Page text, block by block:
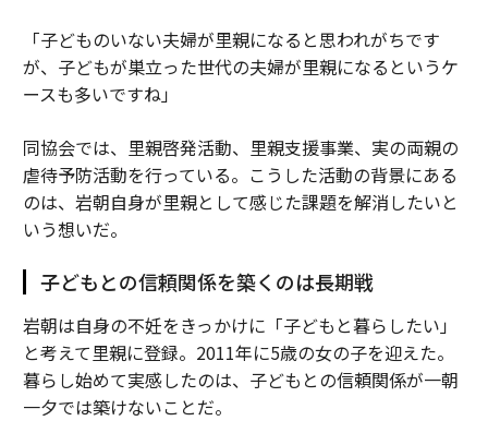
「子どものいない夫婦が里親になると思われがちです
が、子どもが巣立った世代の夫婦が里親になるというケ
ースも多いですね」
同協会では、里親啓発活動、里親支援事業、実の両親の
虐待予防活動を行っている。こうした活動の背景にある
のは、岩朝自身が里親として感じた課題を解消したいと
いう想いだ。
子どもとの信頼関係を築くのは長期戦
岩朝は自身の不妊をきっかけに「子どもと暮らしたい」
と考えて里親に登録。2011年に5歳の女の子を迎えた。
暮らし始めて実感したのは、子どもとの信頼関係が一朝
一夕では築けないことだ。